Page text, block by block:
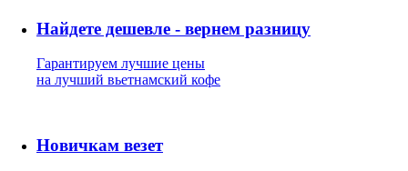
Найдете дешевле - вернем разницу
Гарантируем лучшие цены
на лучший вьетнамский кофе
Новичкам везет